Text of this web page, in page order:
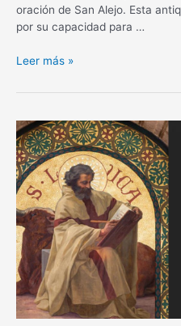
oración de San Alejo. Esta
por su capacidad para …
La
oración
San
Alejo
para
separar
y
alejar
todo
lo
negativo.
Leer más »